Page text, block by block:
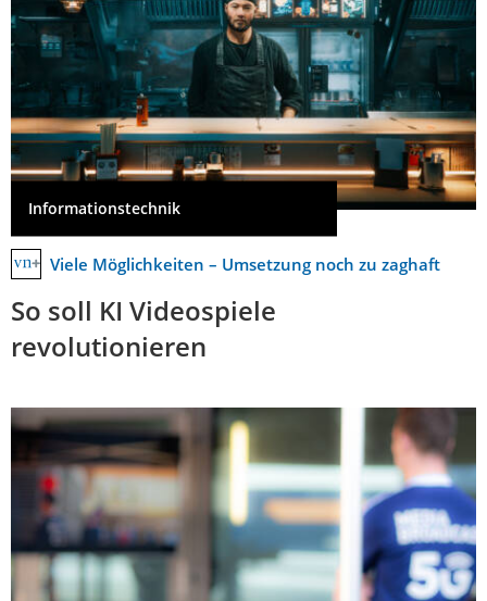
Informationstechnik
Viele Möglichkeiten – Umsetzung noch zu zaghaft
So soll KI Videospiele
revolutionieren